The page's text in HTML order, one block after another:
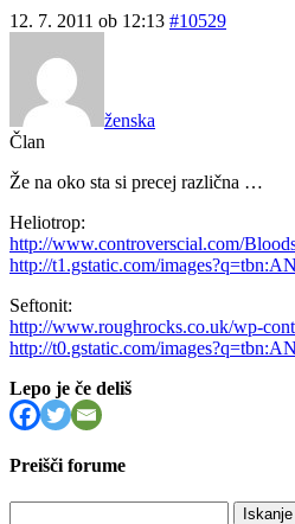
12. 7. 2011 ob 12:13 #10529
ženska
Član
Že na oko sta si precej različna …
Heliotrop:
http://www.controverscial.com/
http://t1.gstatic.com/
Seftonit:
http://www.roughrocks.co.uk/wp-
http://t0.gstatic.com/
Lepo je če deliš
Preišči forume